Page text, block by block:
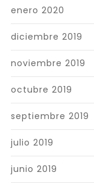
enero 2020
diciembre 2019
noviembre 2019
octubre 2019
septiembre 2019
julio 2019
junio 2019